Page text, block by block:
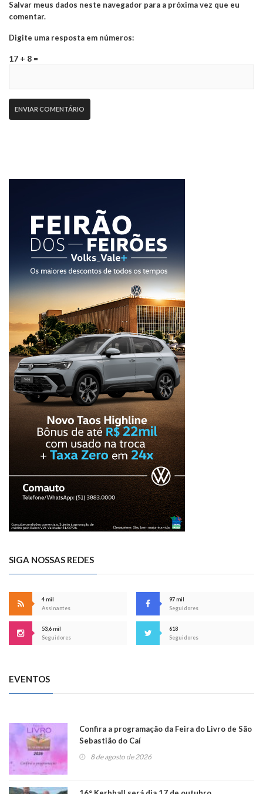
Salvar meus dados neste navegador para a próxima vez que eu
comentar.
Digite uma resposta em números:
17 + 8 =
SIGA NOSSAS REDES
4 mil
Assinantes
97 mil
Seguidores
53,6 mil
Seguidores
618
Seguidores
EVENTOS
Confira a programação da Feira do Livro de São
Sebastião do Caí
8 de agosto de 2026